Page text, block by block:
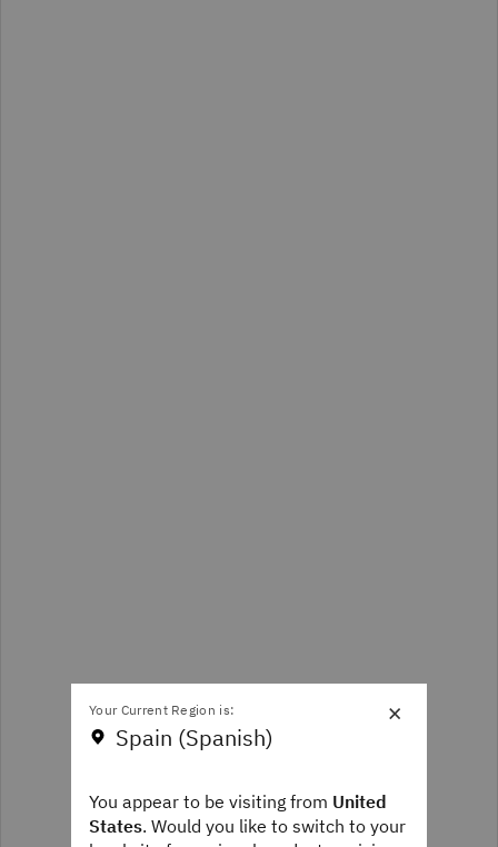
×
Your Current Region is:
Spain (Spanish)
You appear to be visiting from United
States. Would you like to switch to your